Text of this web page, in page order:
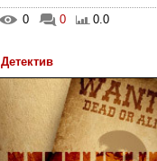
0 0 0.0
Детектив